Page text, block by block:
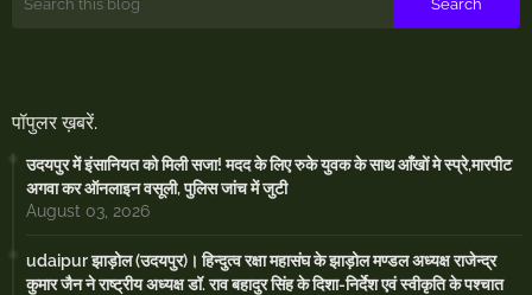
पॉपुलर ख़बरें.
उदयपुर में इंसानियत को मिली सजा! मदद के लिए रुके युवक के साथ आँखों मे स्प्रे,मारपीट
अगवा कर ऑनलाइन वसूली, पुलिस जांच में जुटी
August 03, 2026
udaipur झाड़ोल (उदयपुर)। हिन्दुत्व रक्षा महासंघ के झाड़ोल मण्डल अध्यक्ष राजेन्द्र
कुमार जैन ने राष्ट्रीय अध्यक्ष डॉ. राव बहादुर सिंह के दिशा-निर्देश एवं स्वीकृति के पश्चात